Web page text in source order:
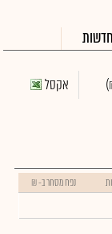
חדשות
אקסל
נפח מסחר ב- ₪